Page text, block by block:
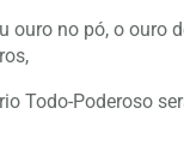
ouro no pó, o ouro
Todo-Poderoso